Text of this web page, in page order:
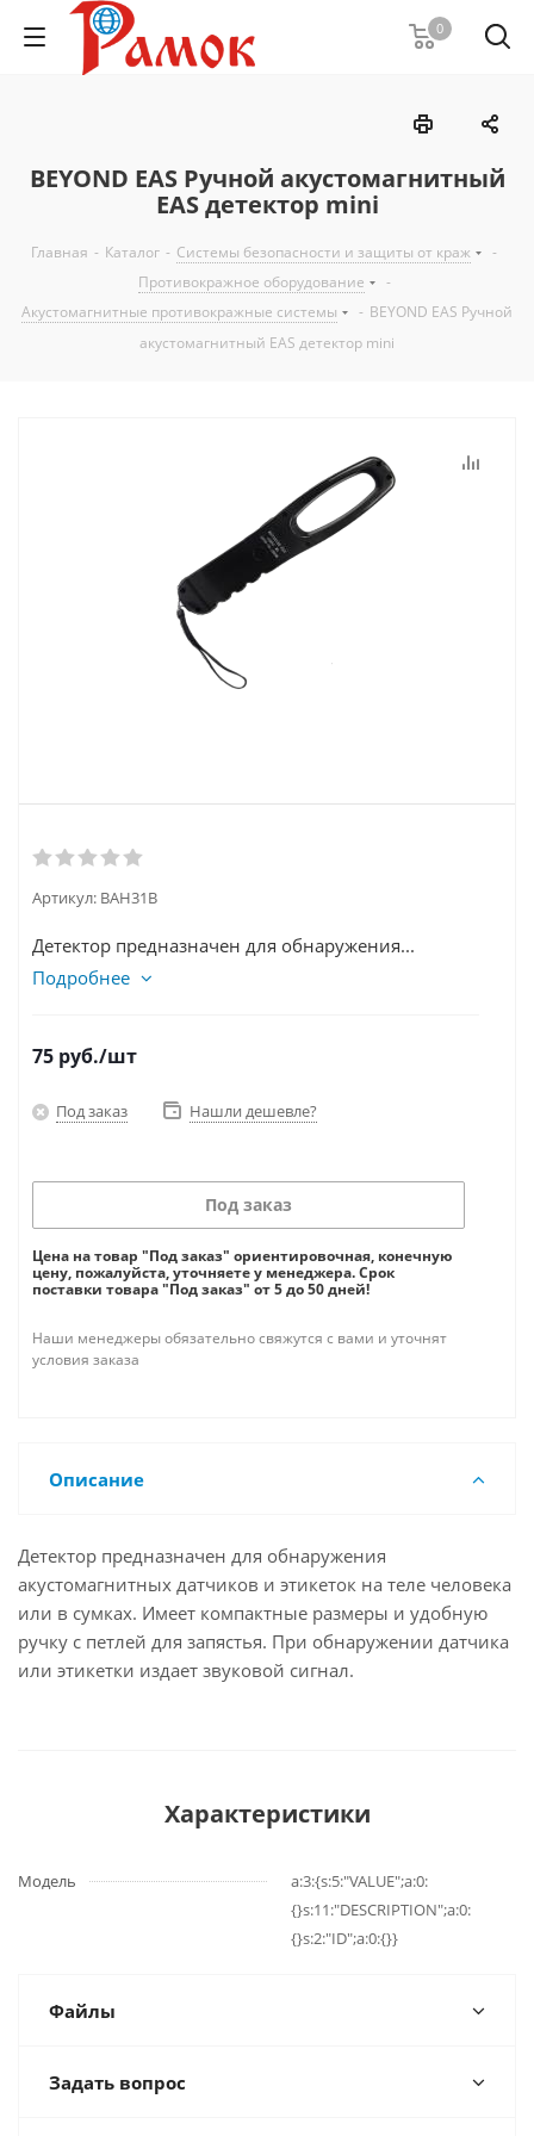
0
BEYOND EAS Ручной акустомагнитный
EAS детектор mini
Главная - Каталог - Системы безопасности и защиты от краж
-
Противокражное оборудование
-
Акустомагнитные противокражные системы
- BEYOND EAS Ручной
акустомагнитный EAS детектор mini
Артикул: BAH31B
Детектор предназначен для обнаружения...
Подробнее
75 руб./шт
Под заказ Нашли дешевле?
Под заказ
Цена на товар "Под заказ" ориентировочная, конечную
цену, пожалуйста, уточняете у менеджера. Срок
поставки товара "Под заказ" от 5 до 50 дней!
Наши менеджеры обязательно свяжутся с вами и уточнят
условия заказа
Описание
Детектор предназначен для обнаружения
акустомагнитных датчиков и этикеток на теле человека
или в сумках. Имеет компактные размеры и удобную
ручку с петлей для запястья. При обнаружении датчика
или этикетки издает звуковой сигнал.
Характеристики
Модель
a:3:{s:5:"VALUE";a:0:
{}s:11:"DESCRIPTION";a:0:
{}s:2:"ID";a:0:{}}
Файлы
Задать вопрос